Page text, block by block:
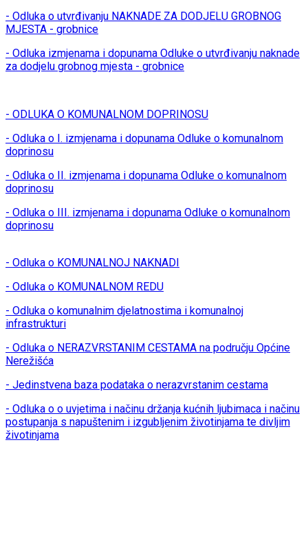
- Odluka o utvrđivanju NAKNADE ZA DODJELU GROBNOG
MJESTA - grobnice
- Odluka izmjenama i dopunama Odluke o utvrđivanju naknade
za dodjelu grobnog mjesta - grobnice
- ODLUKA O KOMUNALNOM DOPRINOSU
- Odluka o I. izmjenama i dopunama Odluke o komunalnom
doprinosu
- Odluka o II. izmjenama i dopunama Odluke o komunalnom
doprinosu
- Odluka o III. izmjenama i dopunama Odluke o komunalnom
doprinosu
- Odluka o KOMUNALNOJ NAKNADI
- Odluka o KOMUNALNOM REDU
- Odluka o komunalnim djelatnostima i komunalnoj
infrastrukturi
- Odluka o NERAZVRSTANIM CESTAMA na području Općine
Nerežišća
- Jedinstvena baza podataka o nerazvrstanim cestama
- Odluka o o uvjetima i načinu držanja kućnih ljubimaca i načinu
postupanja s napuštenim i izgubljenim životinjama te divljim
životinjama